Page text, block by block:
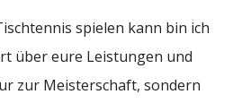
spielen kann bin ich
über eure Leistungen und
zur Meisterschaft, sondern